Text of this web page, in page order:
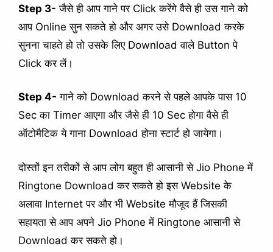
Step 3- जैसे ही आप गाने पर Click करेंगे वैसे ही उस गाने को
आप Online सुन सकते हो और अगर उसे Download करके
सुनना चाहते हो तो उसके लिए Download वाले Button पे
Click कर लें।
Step 4- गाने को Download करने से पहले आपके पास 10
Sec का Timer आएगा और जैसे ही 10 Sec होगा वैसे ही
ऑटोमैटिक ये गाना Download होना स्टार्ट हो जायेगा।
दोस्तों इन तरीकों से आप लोग बहुत ही आसानी से Jio Phone में
Ringtone Download कर सकते हो इस Website के
अलावा Internet पर और भी Website मौजूद हैं जिसकी
सहायता से आप अपने Jio Phone में Ringtone आसानी से
Download कर सकते हो।